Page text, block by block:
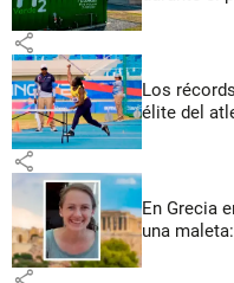
share
Los
élite del
share
En Grecia
una